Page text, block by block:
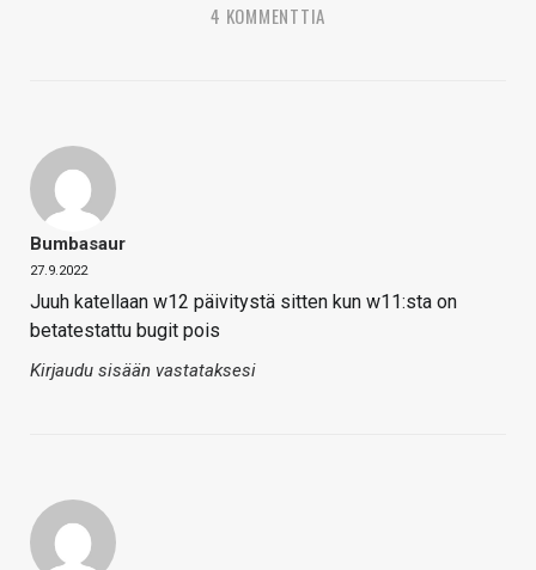
4 KOMMENTTIA
Bumbasaur
27.9.2022
Juuh katellaan w12 päivitystä sitten kun w11:sta on
betatestattu bugit pois
Kirjaudu sisään vastataksesi